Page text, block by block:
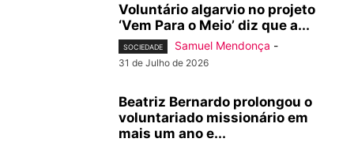
Voluntário algarvio no projeto
‘Vem Para o Meio’ diz que a...
SOCIEDADE Samuel Mendonça -
31 de Julho de 2026
Beatriz Bernardo prolongou o
voluntariado missionário em
mais um ano e...